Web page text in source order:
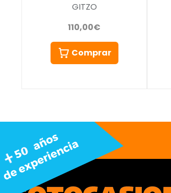
GITZO
110,00€
Comprar